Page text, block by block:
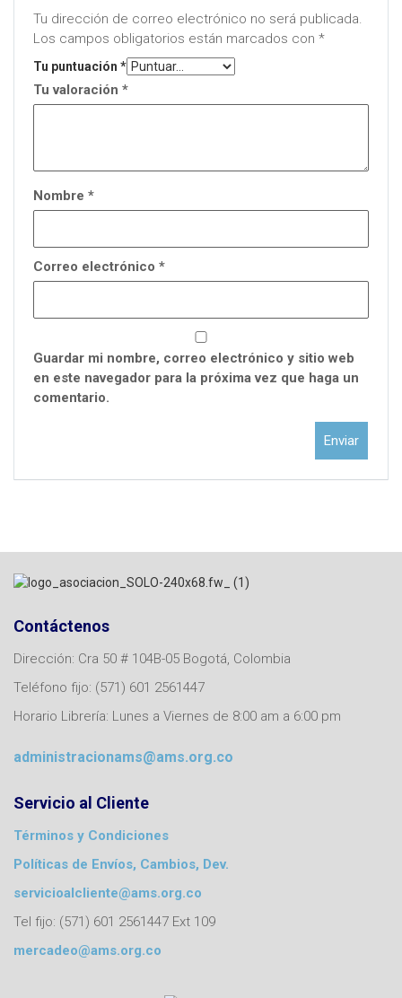
Tu dirección de correo electrónico no será publicada.
Los campos obligatorios están marcados con *
Tu puntuación *
Tu valoración *
Nombre *
Correo electrónico *
Guardar mi nombre, correo electrónico y sitio web
en este navegador para la próxima vez que haga un
comentario.
Contáctenos
Dirección: Cra 50 # 104B-05 Bogotá, Colombia
Teléfono fijo: (571) 601 2561447
Horario Librería: Lunes a Viernes de 8:00 am a 6:00 pm
administracionams@ams.org.co
Servicio al Cliente
Términos y Condiciones
Políticas de Envíos, Cambios, Dev.
servicioalcliente@ams.org.co
Tel fijo: (571) 601 2561447 Ext 109
mercadeo@ams.org.co